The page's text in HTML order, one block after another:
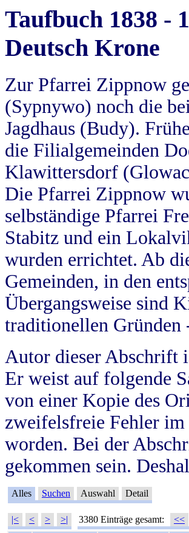
Taufbuch 1838 -
Deutsch Krone
Zur Pfarrei Zippnow
(Sypnywo) noch die
Jagdhaus (Budy).
die Filialgemeinden
Klawittersdorf
Die Pfarrei Zippnow
selbständige Pfarrei
Stabitz und ein
wurden errichtet. Ab
Gemeinden, in den
Übergangsweise sind
traditionellen
Autor dieser Abschrift
Er weist auf folgende
von einer Kopie des
zweifelsfreie Fehler
worden. Bei der
gekommen sein.
Alles Suchen Auswahl Detail
|< < > >| 3380 Einträge gesamt: <<